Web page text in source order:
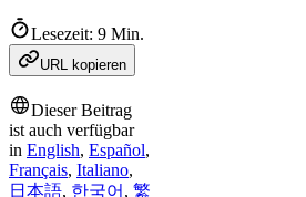
Lesezeit: 9 Min.
URL kopieren
Dieser Beitrag
ist auch verfügbar
in English, Español,
Français, Italiano,
日本語, 한국어 , 繁